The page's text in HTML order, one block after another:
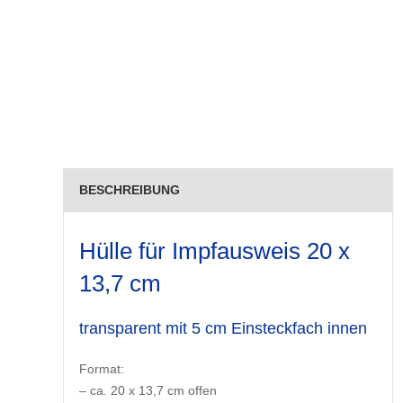
BESCHREIBUNG
Hülle für Impfausweis 20 x
13,7 cm
transparent mit 5 cm Einsteckfach innen
Format:
– ca. 20 x 13,7 cm offen